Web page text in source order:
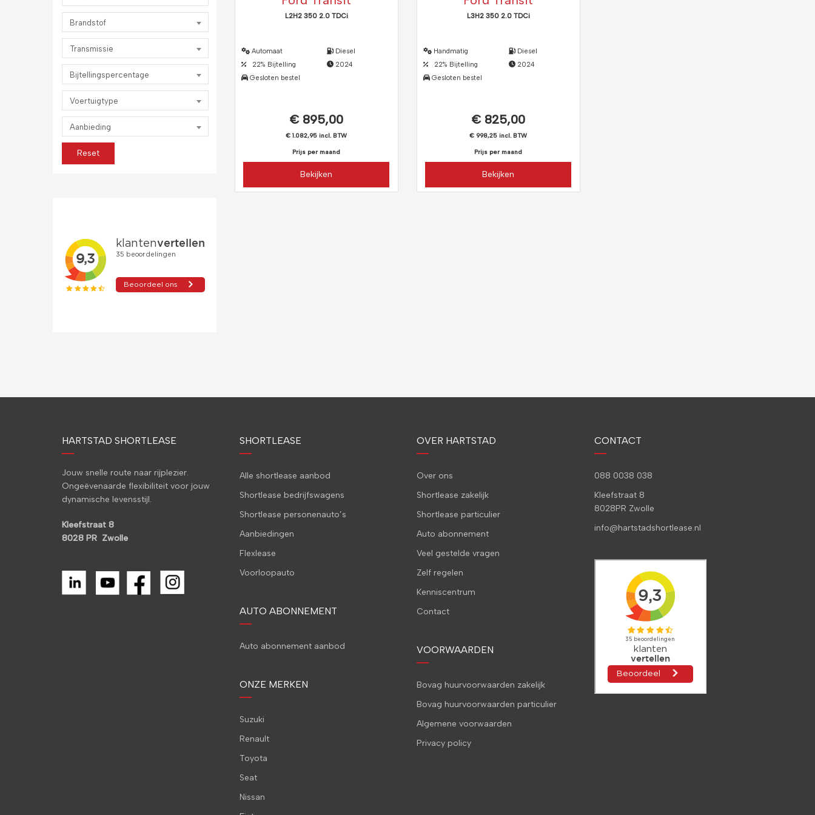
Brandstof
Transmissie
Bijtellingspercentage
Voertuigtype
Aanbieding
Reset
L2H2 350 2.0 TDCi
Automaat
22% Bijtelling
Gesloten bestel
Diesel
2024
€ 895,00
€ 1.082,95 incl. BTW
Prijs per maand
Bekijken
L3H2 350 2.0 TDCi
Handmatig
22% Bijtelling
Gesloten bestel
Diesel
2024
€ 825,00
€ 998,25 incl. BTW
Prijs per maand
Bekijken
HARTSTAD SHORTLEASE
Jouw snelle route naar rijplezier.
Ongeëvenaarde flexibiliteit voor jouw
dynamische levensstijl.
Kleefstraat 8
8028 PR Zwolle
SHORTLEASE
Alle shortlease aanbod
Shortlease bedrijfswagens
Shortlease personenauto’s
Aanbiedingen
Flexlease
Voorloopauto
AUTO ABONNEMENT
Auto abonnement aanbod
ONZE MERKEN
Suzuki
Renault
Toyota
Seat
Nissan
OVER HARTSTAD
Over ons
Shortlease zakelijk
Shortlease particulier
Auto abonnement
Veel gestelde vragen
Zelf regelen
Kenniscentrum
Contact
VOORWAARDEN
Bovag huurvoorwaarden zakelijk
Bovag huurvoorwaarden particulier
Algemene voorwaarden
Privacy policy
CONTACT
088 0038 038
Kleefstraat 8
8028PR Zwolle
info@hartstadshortlease.nl